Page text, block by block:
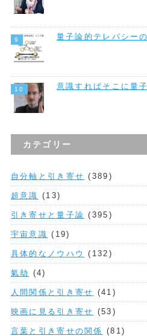
量子論的テレパシー
意識すればそこに量
カテゴリー
自分軸と引き寄せ (389)
超意識 (13)
引き寄せと量子論 (395)
宇宙意識 (19)
具体的なノウハウ (132)
氣劫 (4)
人間関係と引き寄せ (41)
映画に見る引き寄せ (53)
言葉と引き寄せの関係 (81)